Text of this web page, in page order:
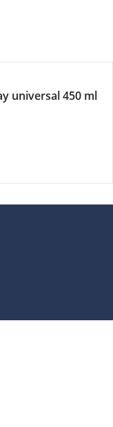
universal 450 ml